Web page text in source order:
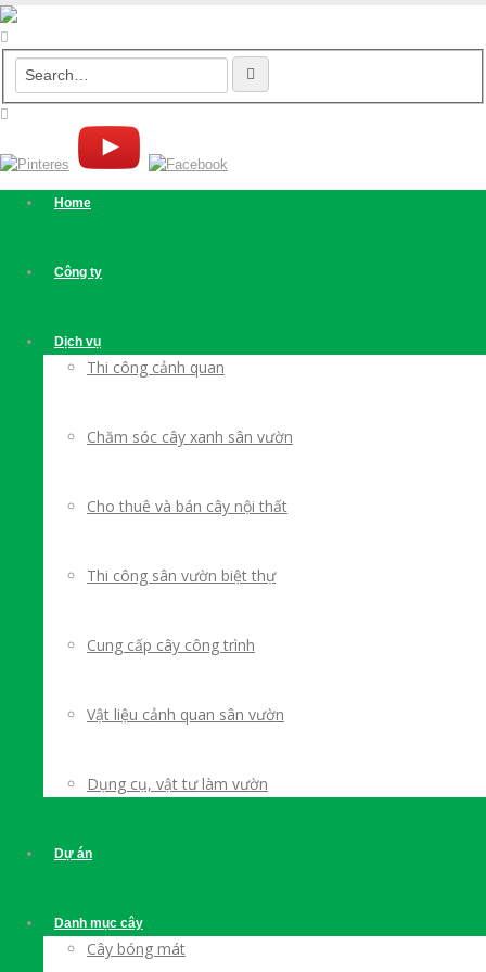
Home
Công ty
Dịch vụ
Thi công cảnh quan
Chăm sóc cây xanh sân vườn
Cho thuê và bán cây nội thất
Thi công sân vườn biệt thự
Cung cấp cây công trình
Vật liệu cảnh quan sân vườn
Dụng cụ, vật tư làm vườn
Dự án
Danh mục cây
Cây bóng mát